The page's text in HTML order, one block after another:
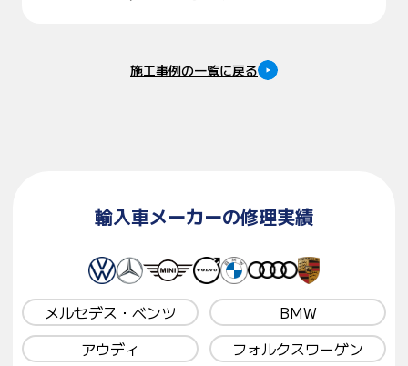
施工事例の一覧に戻る
輸入車メーカーの修理実績
メルセデス・ベンツ
BMW
アウディ
フォルクスワーゲン